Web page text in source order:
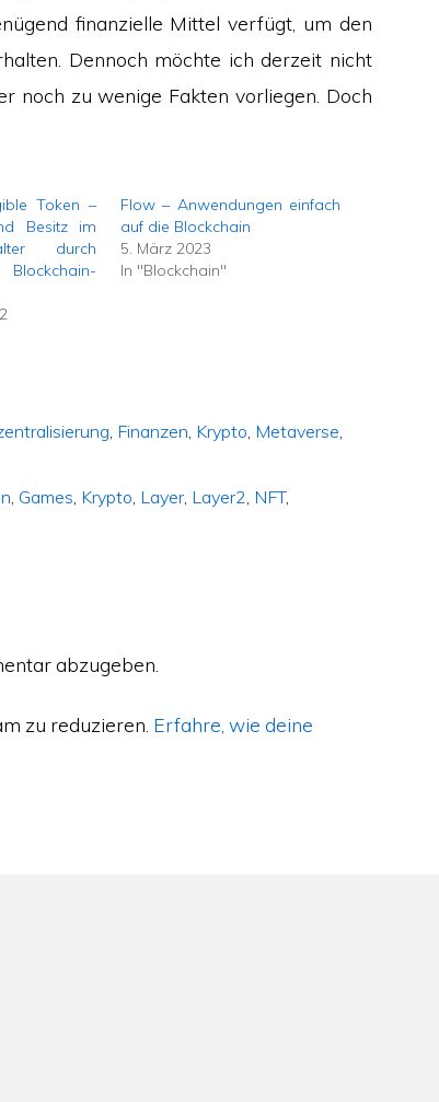
finanzielle Mittel verfügt, um den
Dennoch möchte ich derzeit nicht
noch zu wenige Fakten vorliegen. Doch
Token –
Besitz im
durch
Flow – Anwendungen einfach
auf die Blockchain
5. März 2023
In "Blockchain"
Finanzen Krypto Metaverse
Games Krypto Layer Layer2 NFT,
abzugeben.
zu reduzieren. Erfahre, wie deine